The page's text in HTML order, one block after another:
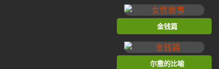
金钱篇
尔撒的比喻